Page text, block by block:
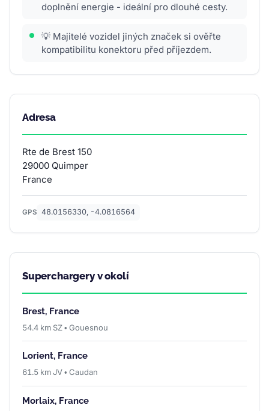
doplnění energie - ideální pro dlouhé cesty.
💡 Majitelé vozidel jiných značek si ověřte
kompatibilitu konektoru před příjezdem.
Adresa
Rte de Brest 150
29000 Quimper
France
GPS 48.0156330, -4.0816564
Superchargery v okolí
Brest, France
54.4 km SZ • Gouesnou
Lorient, France
61.5 km JV • Caudan
Morlaix, France